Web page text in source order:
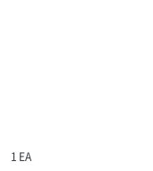
1 EA